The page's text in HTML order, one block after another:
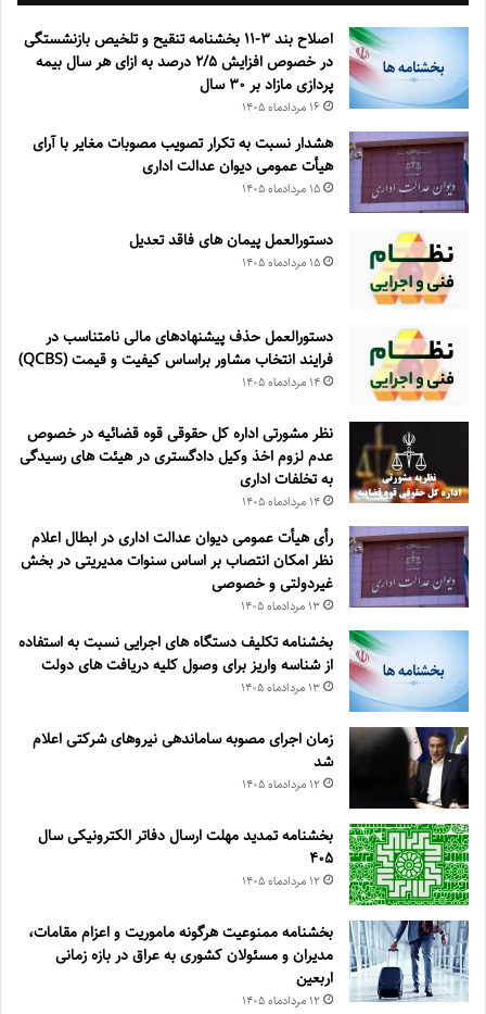
اصلاح بند ۳‏-۱۱ بخشنامه تنقیح و تلخیص بازنشستگی
در خصوص افزایش ۵‏‏‏‏‏‏‏‏‏/۲ درصد به ازای هر سال بیمه
پردازی مازاد بر ۳۰‏ سال
۱۶ مرداد‌ماه ۱۴۰۵
هشدار نسبت به تکرار تصویب مصوبات مغایر با آرای
هیأت عمومی دیوان عدالت اداری
۱۵ مرداد‌ماه ۱۴۰۵
دستورالعمل پیمان های فاقد تعدیل
۱۵ مرداد‌ماه ۱۴۰۵
دستورالعمل حذف پيشنهادهای مالی نامتناسب در
فرايند انتخاب مشاور براساس كيفيت و قيمت (QCBS)
۱۴ مرداد‌ماه ۱۴۰۵
نظر مشورتی اداره کل حقوقی قوه قضائیه در خصوص
عدم لزوم اخذ وکیل دادگستری در هیئت های رسیدگی
به تخلفات اداری
۱۴ مرداد‌ماه ۱۴۰۵
رأی هیأت عمومی دیوان عدالت اداری در ابطال اعلام
نظر امکان انتصاب بر اساس سنوات مدیریتی در بخش
غیردولتی و خصوصی
۱۳ مرداد‌ماه ۱۴۰۵
بخشنامه تکلیف دستگاه های اجرایی نسبت به استفاده
از شناسه واریز برای وصول کلیه دریافت های دولت
۱۳ مرداد‌ماه ۱۴۰۵
زمان اجرای مصوبه ساماندهی نیروهای شرکتی اعلام
شد
۱۲ مرداد‌ماه ۱۴۰۵
بخشنامه تمدید مهلت ارسال دفاتر الکترونیکی سال
۴۰۵
۱۲ مرداد‌ماه ۱۴۰۵
بخشنامه ممنوعیت هرگونه ماموریت و اعزام مقامات،
مدیران و مسئولان کشوری به عراق در بازه زمانی
اربعین
۱۲ مرداد‌ماه ۱۴۰۵